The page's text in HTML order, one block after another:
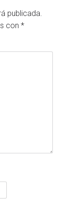
publicada.
con *